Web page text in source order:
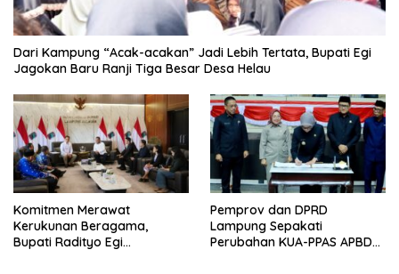
Dari Kampung “Acak-acakan” Jadi Lebih Tertata, Bupati Egi
Jagokan Baru Ranji Tiga Besar Desa Helau
Komitmen Merawat
Kerukunan Beragama,
Bupati Radityo Egi
Pemprov dan DPRD
Lampung Sepakati
Perubahan KUA-PPAS APBD